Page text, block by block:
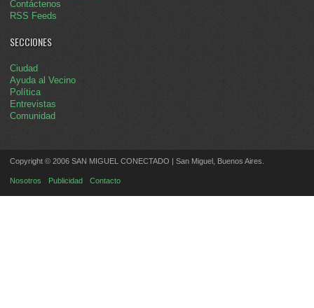
Contáctenos
RSS Feeds
SECCIONES
Ciudad
Ayuda al Vecino
Política
Entrevistas
Comunidad
Copyright © 2006 SAN MIGUEL CONECTADO | San Miguel, Buenos Aires.
Nosotros Publicidad Contacto